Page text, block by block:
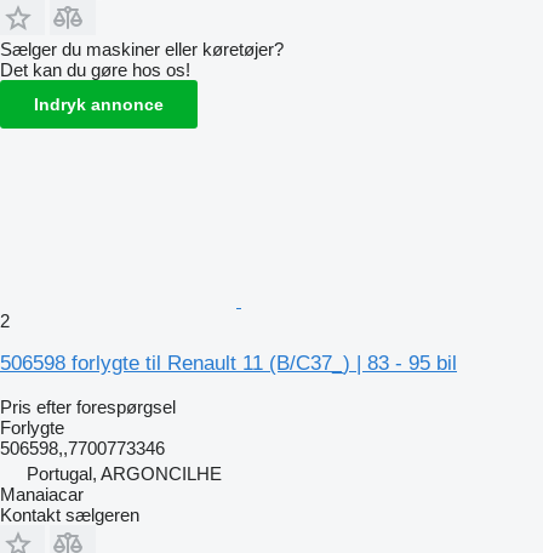
Sælger du maskiner eller køretøjer?
Det kan du gøre hos os!
Indryk annonce
2
506598 forlygte til Renault 11 (B/C37_) | 83 - 95 bil
Pris efter forespørgsel
Forlygte
506598,,7700773346
Portugal, ARGONCILHE
Manaiacar
Kontakt sælgeren